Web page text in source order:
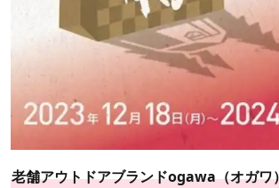
老舗アウトドアブランドogawa（オガワ